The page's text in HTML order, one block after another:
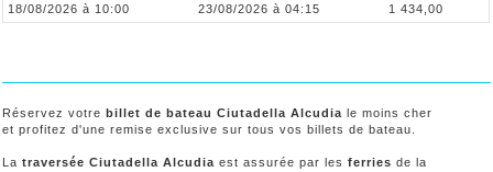
18/08/2026 à 10:00
23/08/2026 à 04:15 1 434,00
Réservez votre billet de bateau Ciutadella Alcudia le moins cher
et profitez d'une remise exclusive sur tous vos billets de bateau.
La traversée Ciutadella Alcudia est assurée par les ferries de la